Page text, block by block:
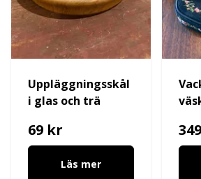
Uppläggningsskål
i glas och trä
69 kr
Läs mer